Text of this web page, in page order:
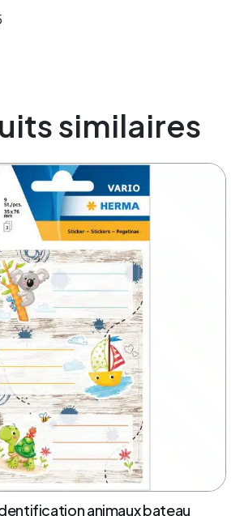
similaires
animaux bateau